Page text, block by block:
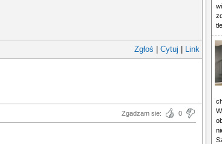
Zgłoś Cytuj Link
Zgadzam sie: 0